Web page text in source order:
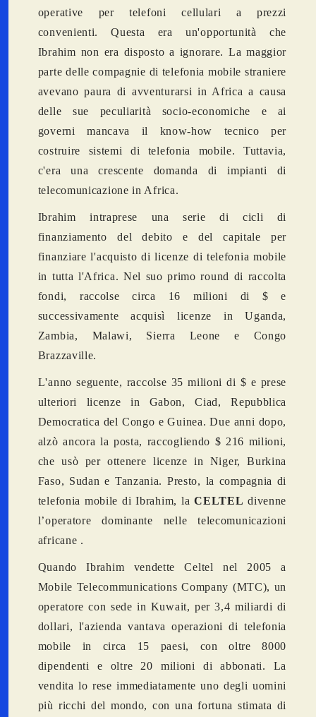
operative per telefoni cellulari a prezzi
convenienti. Questa era un'opportunità che
Ibrahim non era disposto a ignorare. La maggior
parte delle compagnie di telefonia mobile straniere
avevano paura di avventurarsi in Africa a causa
delle sue peculiarità socio-economiche e ai
governi mancava il know-how tecnico per
costruire sistemi di telefonia mobile. Tuttavia,
c'era una crescente domanda di impianti di
telecomunicazione in Africa.
Ibrahim intraprese una serie di cicli di
finanziamento del debito e del capitale per
finanziare l'acquisto di licenze di telefonia mobile
in tutta l'Africa. Nel suo primo round di raccolta
fondi, raccolse circa 16 milioni di $ e
successivamente acquisì licenze in Uganda,
Zambia, Malawi, Sierra Leone e Congo
Brazzaville.
L'anno seguente, raccolse 35 milioni di $ e prese
ulteriori licenze in Gabon, Ciad, Repubblica
Democratica del Congo e Guinea. Due anni dopo,
alzò ancora la posta, raccogliendo $ 216 milioni,
che usò per ottenere licenze in Niger, Burkina
Faso, Sudan e Tanzania. Presto, la compagnia di
telefonia mobile di Ibrahim, laCELTEL divenne
l’operatore dominante nelle telecomunicazioni
africane .
Quando Ibrahim vendette Celtel nel 2005 a
Mobile Telecommunications Company (MTC), un
operatore con sede in Kuwait, per 3,4 miliardi di
dollari, l'azienda vantava operazioni di telefonia
mobile in circa 15 paesi, con oltre 8000
dipendenti e oltre 20 milioni di abbonati. La
vendita lo rese immediatamente uno degli uomini
più ricchi del mondo, con una fortuna stimata di